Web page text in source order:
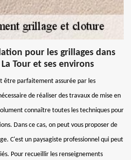
pour les grillages dans
Tour et ses environs
être parfaitement assurée par les
de réaliser des travaux de mise en
connaître toutes les techniques pour
Dans ce cas, on peut vous proposer de
C'est un paysagiste professionnel qui peut
Pour recueillir les renseignements